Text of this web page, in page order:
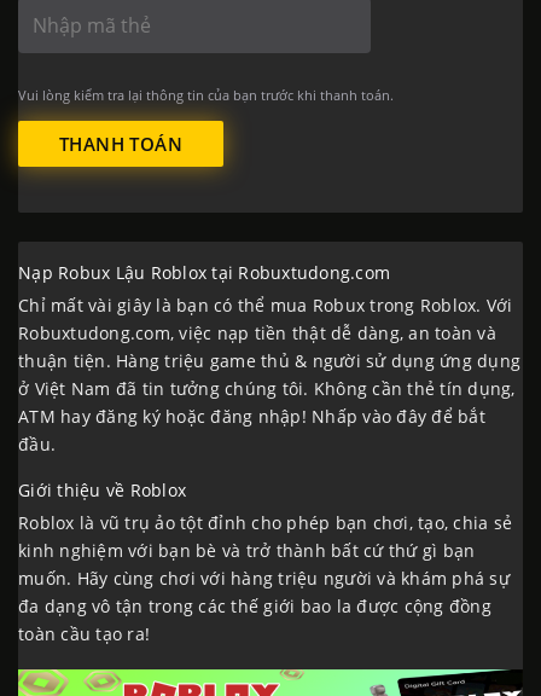
Vui lòng kiểm tra lại thông tin của bạn trước khi thanh toán.
THANH TOÁN
Nạp Robux Lậu Roblox tại Robuxtudong.com
Chỉ mất vài giây là bạn có thể mua Robux trong Roblox. Với
Robuxtudong.com, việc nạp tiền thật dễ dàng, an toàn và
thuận tiện. Hàng triệu game thủ & người sử dụng ứng dụng
ở Việt Nam đã tin tưởng chúng tôi. Không cần thẻ tín dụng,
ATM hay đăng ký hoặc đăng nhập! Nhấp vào đây để bắt
đầu.
Giới thiệu về Roblox
Roblox là vũ trụ ảo tột đỉnh cho phép bạn chơi, tạo, chia sẻ
kinh nghiệm với bạn bè và trở thành bất cứ thứ gì bạn
muốn. Hãy cùng chơi với hàng triệu người và khám phá sự
đa dạng vô tận trong các thế giới bao la được cộng đồng
toàn cầu tạo ra!